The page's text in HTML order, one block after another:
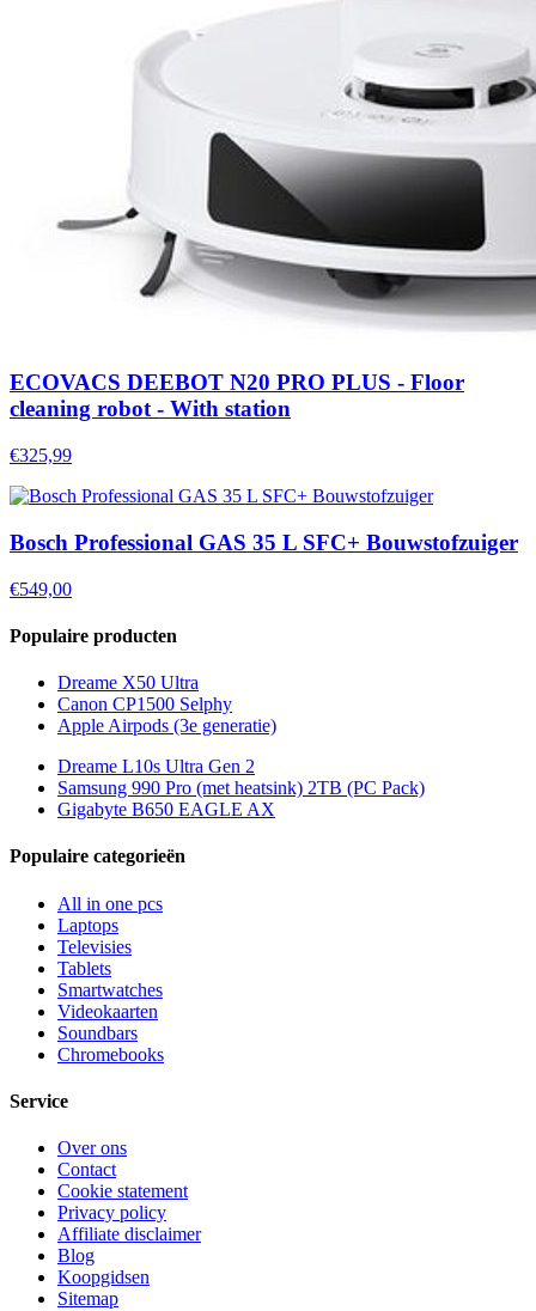
ECOVACS DEEBOT N20 PRO PLUS - Floor
cleaning robot - With station
€325,99
Bosch Professional GAS 35 L SFC+ Bouwstofzuiger
€549,00
Populaire producten
Dreame X50 Ultra
Canon CP1500 Selphy
Apple Airpods (3e generatie)
Dreame L10s Ultra Gen 2
Samsung 990 Pro (met heatsink) 2TB (PC Pack)
Gigabyte B650 EAGLE AX
Populaire categorieën
All in one pcs
Laptops
Televisies
Tablets
Smartwatches
Videokaarten
Soundbars
Chromebooks
Service
Over ons
Contact
Cookie statement
Privacy policy
Affiliate disclaimer
Blog
Koopgidsen
Sitemap